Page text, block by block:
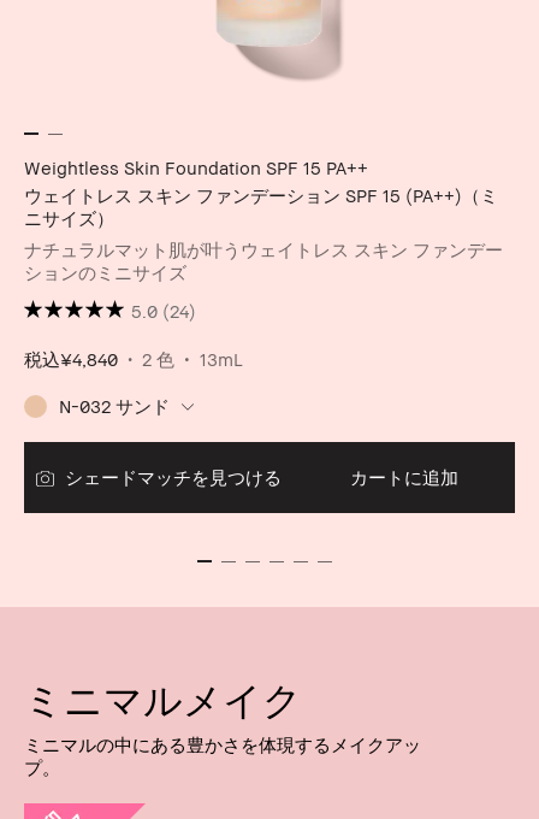
Weightless Skin Foundation SPF 15 PA++
ウェイトレス スキン ファンデーション SPF 15 (PA++)（ミ
ニサイズ）
ナチュラルマット肌が叶うウェイトレス スキン ファンデー
ションのミニサイズ
5.0 (24)
税込¥4,840 2 色 13mL
N-032 サンド
シェードマッチを見つける カートに追加
ミニマルメイク
ミニマルの中にある豊かさを体現するメイクアッ
プ。